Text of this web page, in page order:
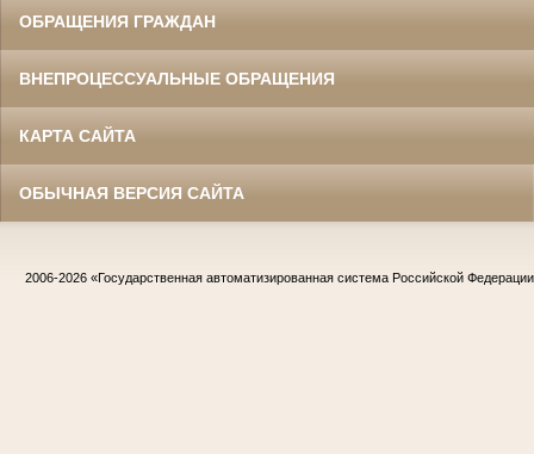
ОБРАЩЕНИЯ ГРАЖДАН
ВНЕПРОЦЕССУАЛЬНЫЕ ОБРАЩЕНИЯ
КАРТА САЙТА
ОБЫЧНАЯ ВЕРСИЯ САЙТА
2006-2026 «Государственная автоматизированная система Российской